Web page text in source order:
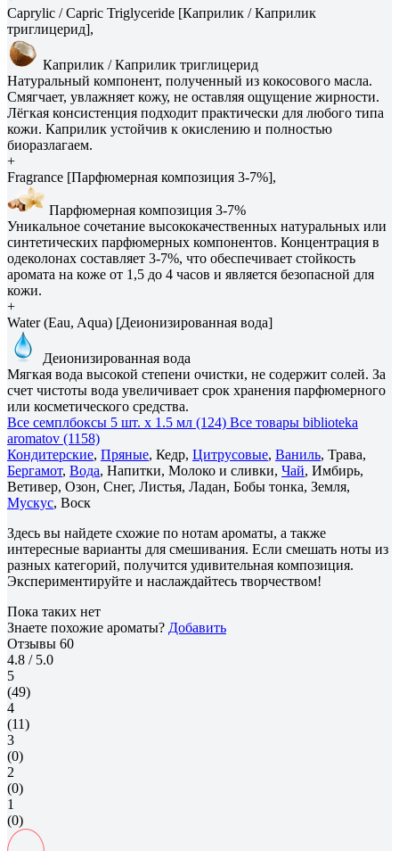
Caprylic / Capric Triglyceride [Каприлик / Каприлик
триглицерид],
Каприлик / Каприлик триглицерид
Натуральный компонент, полученный из кокосового масла.
Смягчает, увлажняет кожу, не оставляя ощущение жирности.
Лёгкая консистенция подходит практически для любого типа
кожи. Каприлик устойчив к окислению и полностью
биоразлагаем.
+
Fragrance [Парфюмерная композиция 3-7%],
Парфюмерная композиция 3-7%
Уникальное сочетание высококачественных натуральных или
синтетических парфюмерных компонентов. Концентрация в
одеколонах составляет 3-7%, что обеспечивает стойкость
аромата на коже от 1,5 до 4 часов и является безопасной для
кожи.
+
Water (Eau, Aqua) [Деионизированная вода]
Деионизированная вода
Мягкая вода высокой степени очистки, не содержит солей. За
счет чистоты вода увеличивает срок хранения парфюмерного
или косметического средства.
Все семплбоксы 5 шт. х 1.5 мл (124) Все товары biblioteka
aromatov (1158)
Кондитерские, Пряные, Кедр, Цитрусовые, Ваниль, Трава,
Бергамот, Вода, Напитки, Молоко и сливки, Чай, Имбирь,
Ветивер, Озон, Снег, Листья, Ладан, Бобы тонка, Земля,
Мускус, Воск
Здесь вы найдете схожие по нотам ароматы, а также
интересные варианты для смешивания. Если смешать ноты из
разных категорий, получится удивительная композиция.
Экспериментируйте и наслаждайтесь творчеством!
Пока таких нет
Знаете похожие ароматы? Добавить
Отзывы 60
4.8 / 5.0
5
(49)
4
(11)
3
(0)
2
(0)
1
(0)